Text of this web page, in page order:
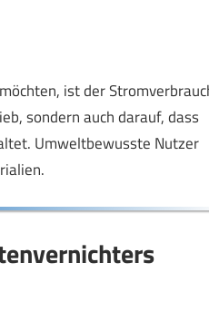
ist der
sondern auch darauf, dass
Umweltbewusste Nutzer